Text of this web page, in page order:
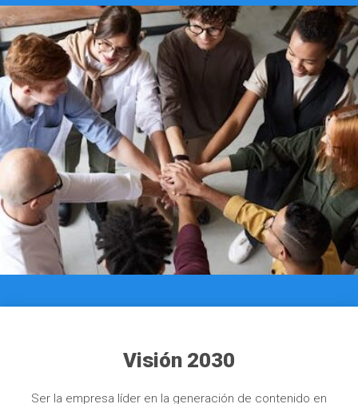
Visión 2030
Ser la empresa líder en la generación de contenido en